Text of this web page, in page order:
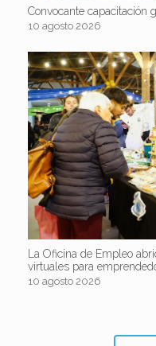
Convocante capacitación
10 agosto 2026
La Oficina de Empleo
virtuales para
10 agosto 2026